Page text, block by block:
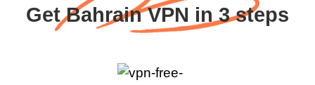
Get Bahrain VPN in 3 steps